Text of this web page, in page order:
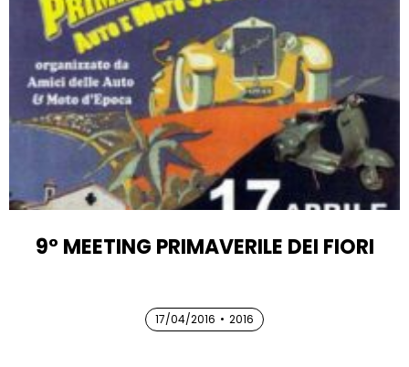
9° MEETING PRIMAVERILE DEI FIORI
17/04/2016 • 2016
17/04/2016